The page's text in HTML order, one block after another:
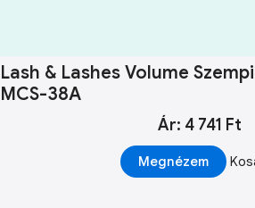
Lash & Lashes Volume
MCS-38A
Ár: 4 741 Ft
Megnézem